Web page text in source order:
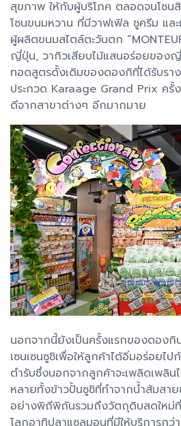
สุขภาพ ให้กับผู้บริโภค ตลอดจนโซน
โซนขนมหวาน ที่มีวาฟเฟิล ชูครีม แล
ผู้ผลิตขนมสไตล์ตะวันตก
ญี่ปุ่น, วากิวเสียบไม้แสนอร่อยของญี่
ทอดสูตรดั้งเดิมของดองกิที่ได้รับรา
ประกวด Karaage Grand Prix ครั้
ดีจากสาขาต่างๆ อีกมากมาย
นอกจากนี้ยังเป็นครั้งแรกของดองกิป
เซนเซนซูชิเพื่อให้ลูกค้าได้อิ่มอร่อยไ
ตำรับซึ่งนอกจากลูกค้าจะเพลิดเพลิน
หลายทั้งข้าวปั้นซูชิที่ทำจากน้ำส้มสา
อย่างพิถีพิถันรวมถึงวัตถุดิบสดใหม่
โลกอาทิปลาแซลมอนที่มีให้บริการก